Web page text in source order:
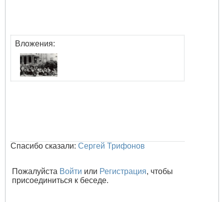
Вложения:
Спасибо сказали: Сергей Трифонов
Пожалуйста Войти или Регистрация, чтобы
присоединиться к беседе.